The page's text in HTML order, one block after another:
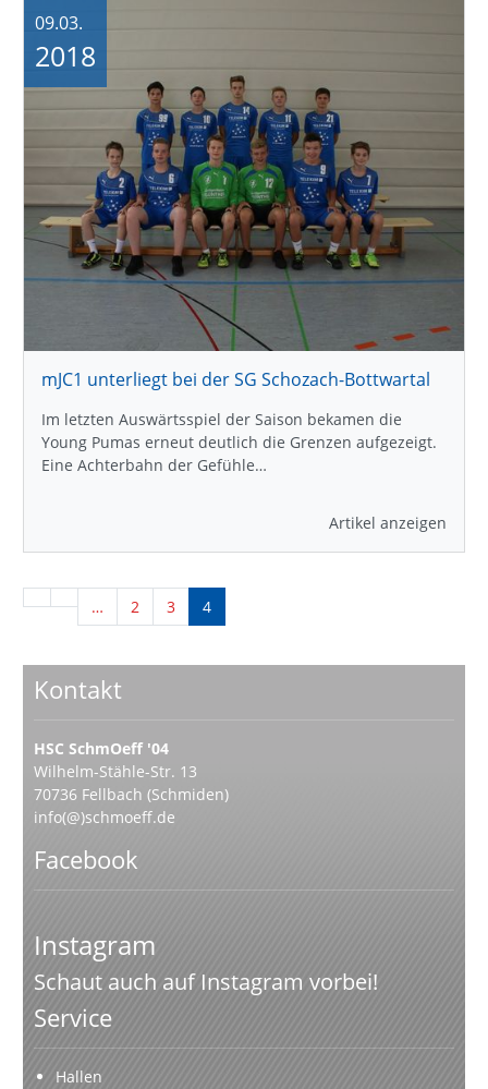
mJC1 unterliegt bei der SG Schozach-Bottwartal
Im letzten Auswärtsspiel der Saison bekamen die
Young Pumas erneut deutlich die Grenzen aufgezeigt.
Eine Achterbahn der Gefühle…
Artikel anzeigen
09.03.
2018
… 2 3 4
Kontakt
HSC SchmOeff '04
Wilhelm-Stähle-Str. 13
70736 Fellbach (Schmiden)
info(@)schmoeff.de
Facebook
Instagram
Schaut auch auf Instagram vorbei!
Service
Hallen